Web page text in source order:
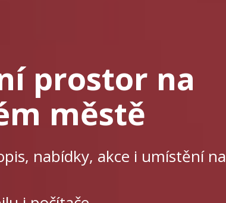
prostor na
městě
nabídky, akce i umístění na